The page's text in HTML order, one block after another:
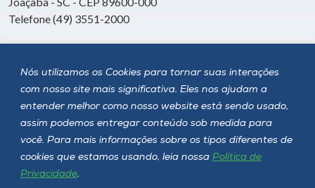
Nós utilizamos os Cookies para tornar suas interações
com nosso site mais significativa. Eles nos ajudam a
entender melhor como nosso website está sendo usado,
assim podemos entregar conteúdo sob medida para
você. Para mais informações sobre os tipos diferentes de
cookies que estamos usando, leia nossa Política de
Privacidade.
Telefone (49) 3551-2000
Siga a Unoesc